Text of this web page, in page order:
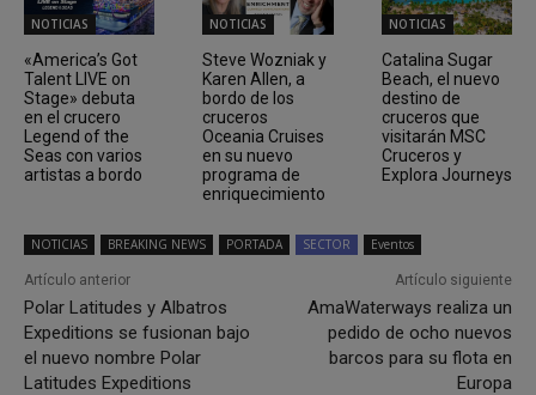
NOTICIAS
«America’s Got
Talent LIVE on
Stage» debuta
en el crucero
Legend of the
Seas con varios
artistas a bordo
NOTICIAS
Steve Wozniak y
Karen Allen, a
bordo de los
cruceros
Oceania Cruises
en su nuevo
programa de
enriquecimiento
NOTICIAS
Catalina Sugar
Beach, el nuevo
destino de
cruceros que
visitarán MSC
Cruceros y
Explora Journeys
NOTICIAS BREAKING NEWS PORTADA SECTOR Eventos
Artículo anterior
Polar Latitudes y Albatros
Expeditions se fusionan bajo
el nuevo nombre Polar
Latitudes Expeditions
Artículo siguiente
AmaWaterways realiza un
pedido de ocho nuevos
barcos para su flota en
Europa